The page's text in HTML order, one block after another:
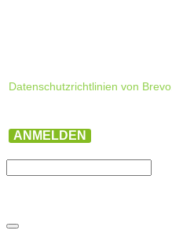
Datenschutzrichtlinien von Brevo.
ANMELDEN